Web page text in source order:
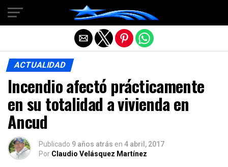
ACTUALIDAD
Incendio afectó prácticamente
en su totalidad a vivienda en
Ancud
Publicado 9 años atrás en 4 abril, 2017
Por Claudio Velásquez Martínez
Salir de la versión móvil